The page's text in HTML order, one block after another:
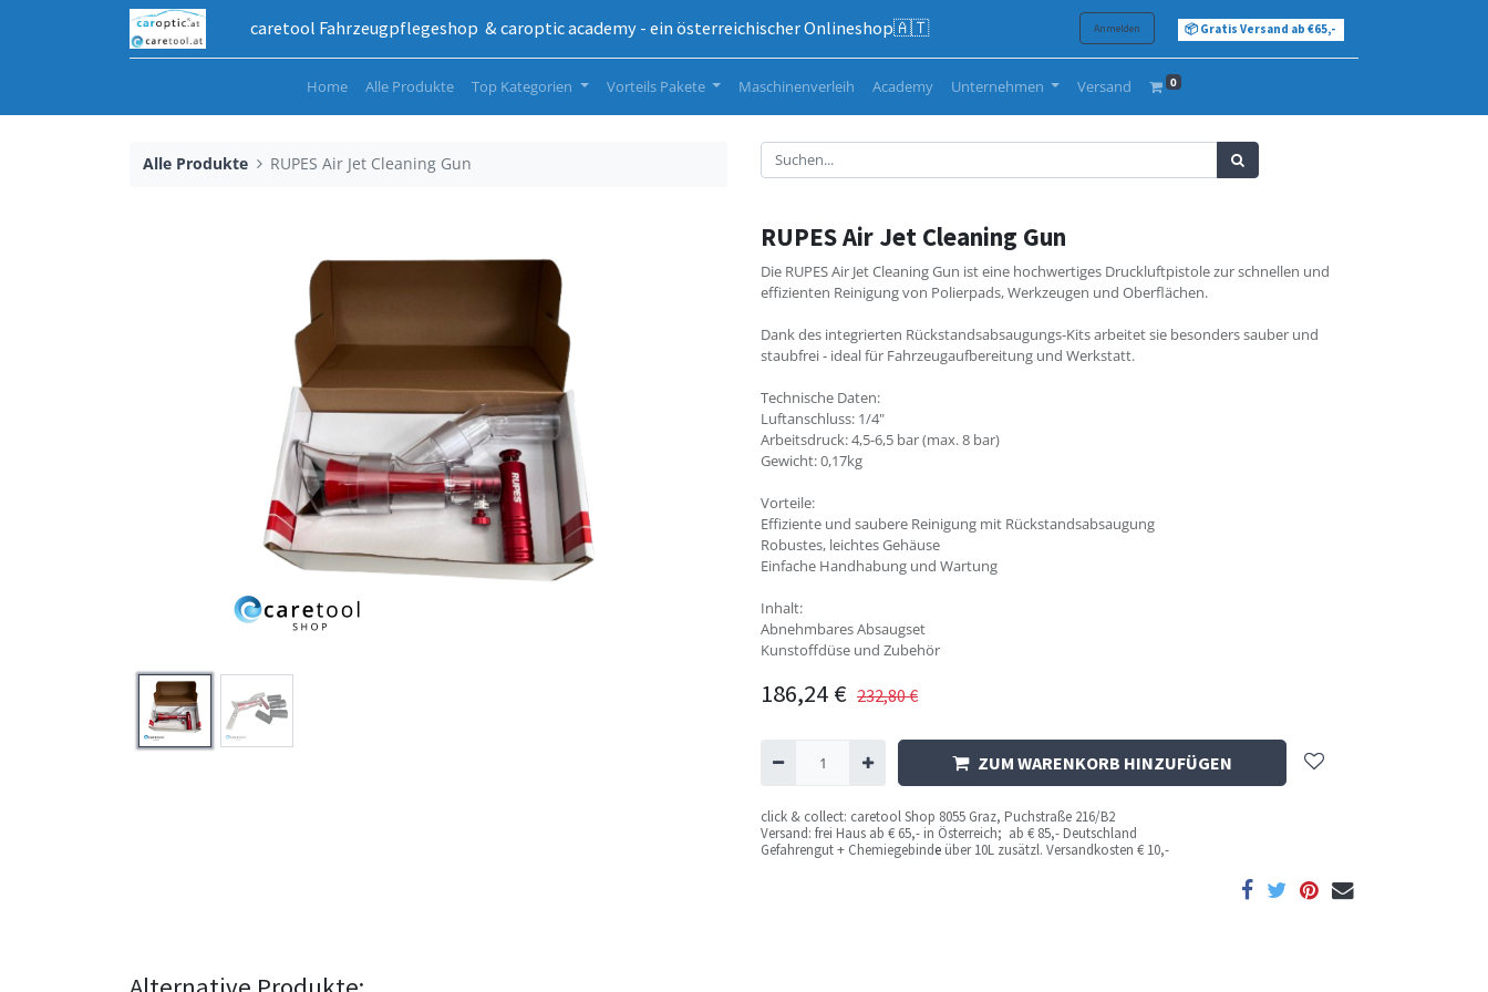
caretool Fahrzeugpflegeshop & caroptic academy - ein österreichischer Onlineshop🇦🇹 Anmelden 📦 Gratis Versand ab €65,-
Home Alle Produkte Top Kategorien Vorteils Pakete Maschinenverleih Academy Unternehmen Versand 0
Alle Produkte RUPES Air Jet Cleaning Gun
RUPES Air Jet Cleaning Gun
Die RUPES Air Jet Cleaning Gun ist eine hochwertiges Druckluftpistole zur schnellen und
effizienten Reinigung von Polierpads, Werkzeugen und Oberflächen.
Dank des integrierten Rückstandsabsaugungs-Kits arbeitet sie besonders sauber und
staubfrei - ideal für Fahrzeugaufbereitung und Werkstatt.
Technische Daten:
Luftanschluss: 1/4"
Arbeitsdruck: 4,5-6,5 bar (max. 8 bar)
Gewicht: 0,17kg
Vorteile:
Effiziente und saubere Reinigung mit Rückstandsabsaugung
Robustes, leichtes Gehäuse
Einfache Handhabung und Wartung
Inhalt:
Abnehmbares Absaugset
Kunstoffdüse und Zubehör
186,24 € 232,80€
ZUM WARENKORB HINZUFÜGEN
click & collect: caretool Shop 8055 Graz, Puchstraße 216/B2
Versand: frei Haus ab € 65,- in Österreich; ab € 85,- Deutschland
Gefahrengut + Chemiegebinde über 10L zusätzl. Versandkosten € 10,-